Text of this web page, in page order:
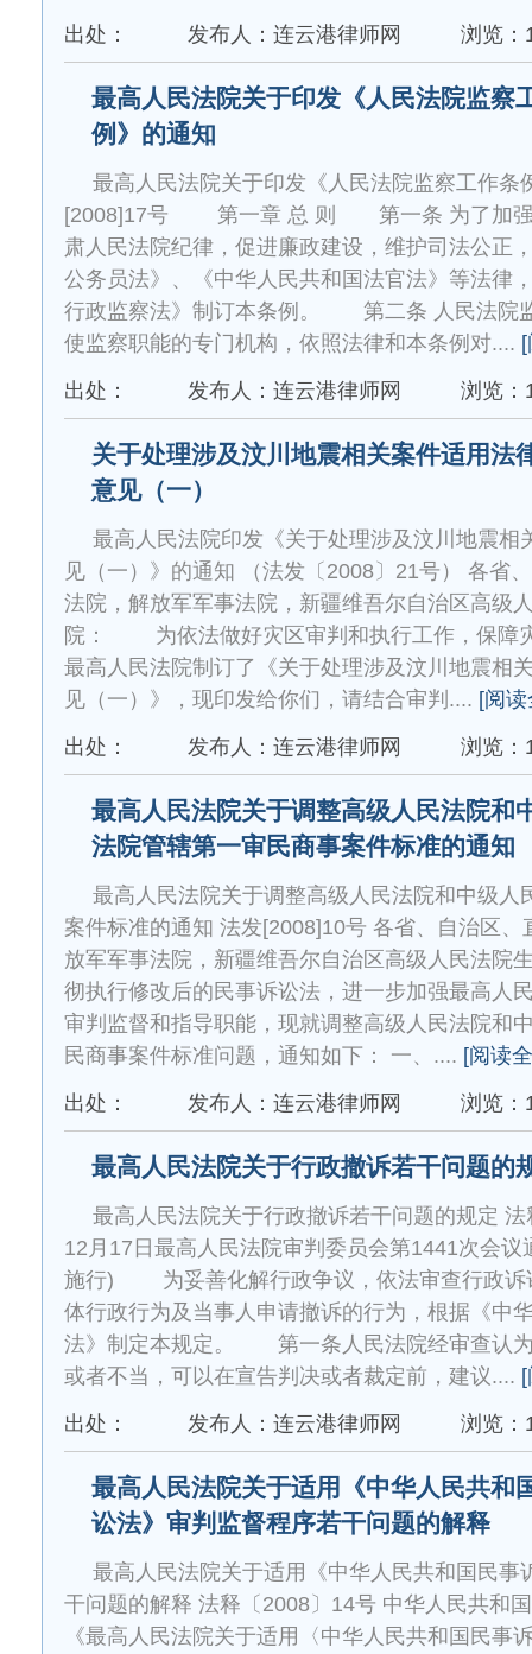
出处：
发布人：连云港律师网 浏览：
最高人民法院关于印发《人民法院监察
例》的通知
最高人民法院关于印发《人民法院监察工
[2008]17号 第一章 总 则 第一条 为了加强
肃人民法院纪律，促进廉政建设，维护司法公正
公务员法》、《中华人民共和国法官法》等法律
行政监察法》制订本条例。 第二条 人民法院
使监察职能的专门机构，依照法律和本条例对....
出处：
发布人：连云港律师网 浏览：
关于处理涉及汶川地震相关案件适用法
意见（一）
最高人民法院印发《关于处理涉及汶川地震相
见（一）》的通知 （法发〔2008〕21号） 各省
法院，解放军军事法院，新疆维吾尔自治区高级
院： 为依法做好灾区审判和执行工作，保障
最高人民法院制订了《关于处理涉及汶川地震相
见（一）》，现印发给你们，请结合审判.... [阅
出处：
发布人：连云港律师网 浏览：
最高人民法院关于调整高级人民法院和
法院管辖第一审民商事案件标准的通知
最高人民法院关于调整高级人民法院和中级人
案件标准的通知 法发[2008]10号 各省、自治区
放军军事法院，新疆维吾尔自治区高级人民法院
彻执行修改后的民事诉讼法，进一步加强最高人
审判监督和指导职能，现就调整高级人民法院和
民商事案件标准问题，通知如下： 一、.... [阅读
出处：
发布人：连云港律师网 浏览：
最高人民法院关于行政撤诉若干问题的
最高人民法院关于行政撤诉若干问题的规定
12月17日最高人民法院审判委员会第1441次会
施行) 为妥善化解行政争议，依法审查行政诉
体行政行为及当事人申请撤诉的行为，根据《中
法》制定本规定。 第一条人民法院经审查认为
或者不当，可以在宣告判决或者裁定前，建议....
出处：
发布人：连云港律师网 浏览：
最高人民法院关于适用《中华人民共和
讼法》审判监督程序若干问题的解释
最高人民法院关于适用《中华人民共和国民事
干问题的解释 法释〔2008〕14号 中华人民
《最高人民法院关于适用〈中华人民共和国民事